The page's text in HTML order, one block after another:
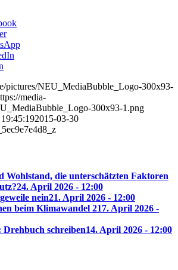
pictures/NEU_MediaBubble_Logo-300x93-
media-
300x93-1.png
2015-03-30
Wohlstand, die unterschätzten Faktoren
24. April 2026 - 12:00
nein21. April 2026 - 12:00
beim Klimawandel 217. April 2026 -
Drehbuch schreiben14. April 2026 - 12:00